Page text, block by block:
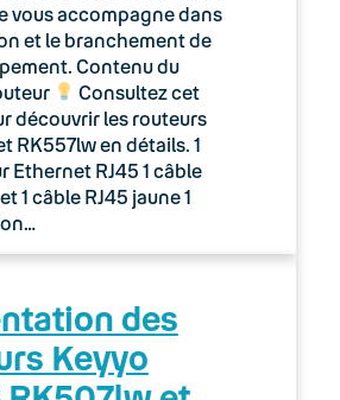
vous accompagne dans
et le branchement de
Contenu du
Consultez cet
découvrir les routeurs
RK557lw en détails. 1
Ethernet RJ45 1 câble
1 câble RJ45 jaune 1
des
Keyyo